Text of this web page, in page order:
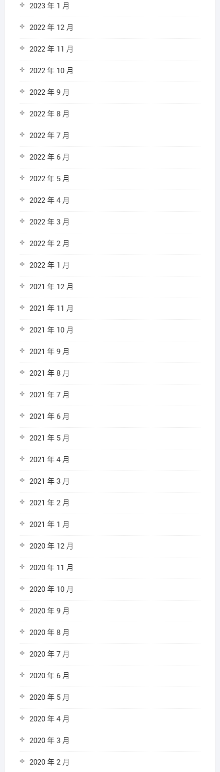
2023 年 1 月
2022 年 12 月
2022 年 11 月
2022 年 10 月
2022 年 9 月
2022 年 8 月
2022 年 7 月
2022 年 6 月
2022 年 5 月
2022 年 4 月
2022 年 3 月
2022 年 2 月
2022 年 1 月
2021 年 12 月
2021 年 11 月
2021 年 10 月
2021 年 9 月
2021 年 8 月
2021 年 7 月
2021 年 6 月
2021 年 5 月
2021 年 4 月
2021 年 3 月
2021 年 2 月
2021 年 1 月
2020 年 12 月
2020 年 11 月
2020 年 10 月
2020 年 9 月
2020 年 8 月
2020 年 7 月
2020 年 6 月
2020 年 5 月
2020 年 4 月
2020 年 3 月
2020 年 2 月